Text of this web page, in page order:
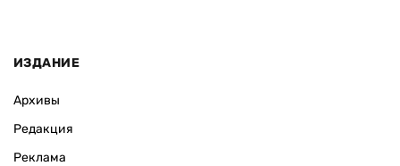
ИЗДАНИЕ
Архивы
Редакция
Реклама